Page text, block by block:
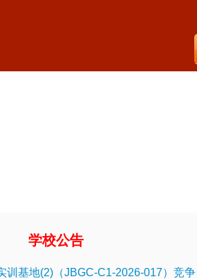
训基地(2)（JBGC-C1-2026-017）竞争
学校公告